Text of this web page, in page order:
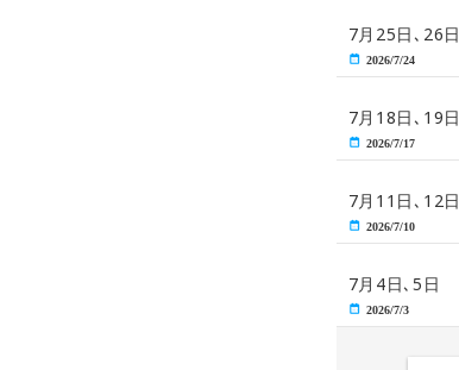
7月25日､26日
2026/7/24
7月18日､19日
2026/7/17
7月11日､12日
2026/7/10
7月4日､5日
2026/7/3